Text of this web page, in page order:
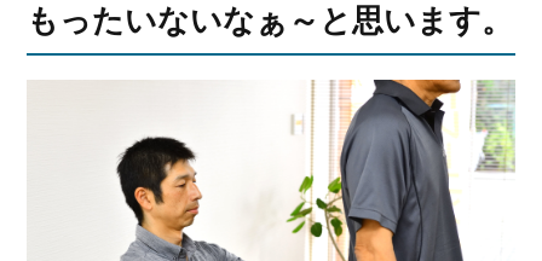
もったいないなぁ～と思います。